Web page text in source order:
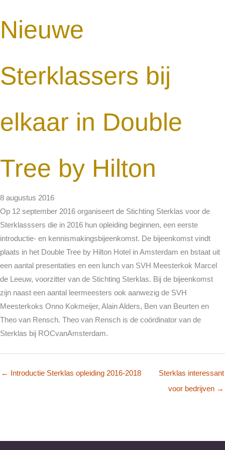
Nieuwe
Sterklassers bij
elkaar in Double
Tree by Hilton
8 augustus 2016
Op 12 september 2016 organiseert de Stichting Sterklas voor de
Sterklasssers die in 2016 hun opleiding beginnen, een eerste
introductie- en kennismakingsbijeenkomst. De bijeenkomst vindt
plaats in het Double Tree by Hilton Hotel in Amsterdam en bstaat uit
een aantal presentaties en een lunch van SVH Meesterkok Marcel
de Leeuw, voorzitter van de Stichting Sterklas. Bij de bijeenkomst
zijn naast een aantal leermeesters ook aanwezig de SVH
Meesterkoks Onno Kokmeijer, Alain Alders, Ben van Beurten en
Theo van Rensch. Theo van Rensch is de coördinator van de
Sterklas bij ROCvanAmsterdam.
← Introductie Sterklas opleiding 2016-2018
Sterklas interessant
voor bedrijven →